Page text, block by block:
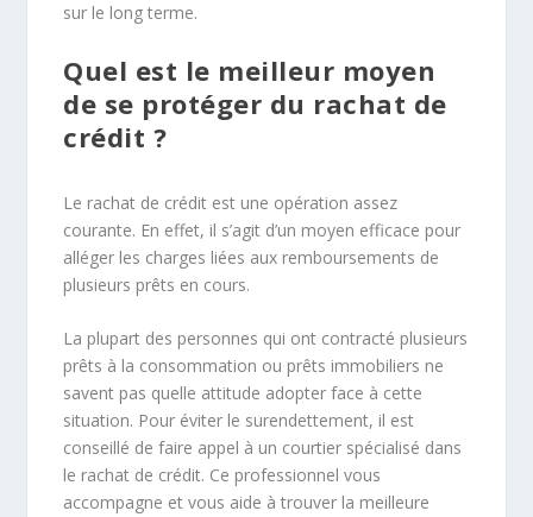
sur le long terme.
Quel est le meilleur moyen
de se protéger du rachat de
crédit ?
Le rachat de crédit est une opération assez
courante. En effet, il s’agit d’un moyen efficace pour
alléger les charges liées aux remboursements de
plusieurs prêts en cours.
La plupart des personnes qui ont contracté plusieurs
prêts à la consommation ou prêts immobiliers ne
savent pas quelle attitude adopter face à cette
situation. Pour éviter le surendettement, il est
conseillé de faire appel à un courtier spécialisé dans
le rachat de crédit. Ce professionnel vous
accompagne et vous aide à trouver la meilleure